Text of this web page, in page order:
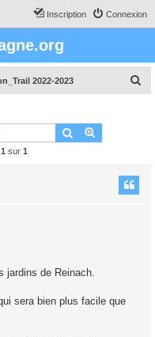
Connexion
Inscription
2022-2023
Rechercher
1 sur 1
jardins de Reinach.
sera bien plus facile que